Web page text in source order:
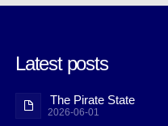
Latest posts
The Pirate State
2026-06-01